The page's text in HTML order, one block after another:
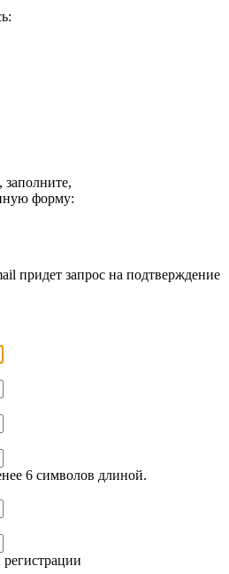
форму:
придет запрос на подтверждение
6 символов длиной.